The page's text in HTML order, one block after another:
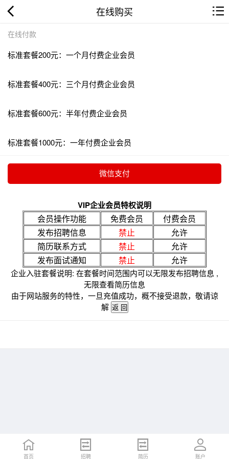
在线购买
在线付款
标准套餐200元：一个月付费企业会员
标准套餐400元：三个月付费企业会员
标准套餐600元：半年付费企业会员
标准套餐1000元：一年付费企业会员
VIP企业会员特权说明
会员操作功能 免费会员
付费会员
发布招聘信息
禁止
允许
简历联系方式
禁止
允许
发布面试通知
禁止 允许
企业入驻套餐说明: 在套餐时间范围内可以无限发布招聘信息 ,
无限查看简历信息
由于网站服务的特性，一旦充值成功，概不接受退款，敬请谅
解
首页 招聘 简历 账户